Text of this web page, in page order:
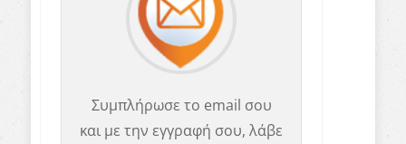
Συμπλήρωσε το email σου
και με την εγγραφή σου, λάβε